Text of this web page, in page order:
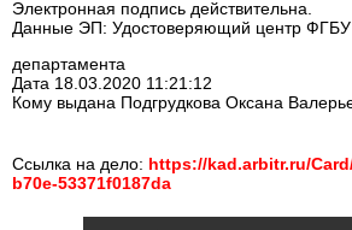
Электронная подпись действительна.
Данные ЭП: Удостоверяющий центр
департамента
Дата 18.03.2020 11:21:12
Кому выдана Подгрудкова Оксана
Ссылка на дело: https://kad.arbitr.ru/
b70e-53371f0187da